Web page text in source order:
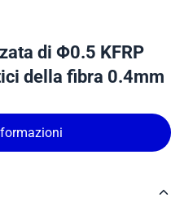
di Φ0.5 KFRP
della fibra 0.4mm